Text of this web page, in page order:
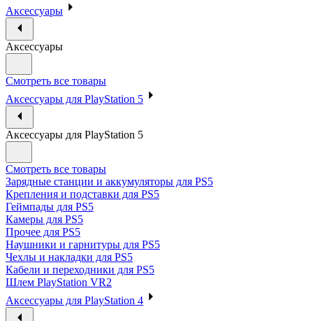
Аксессуары
Аксессуары
Смотреть все товары
Аксессуары для PlayStation 5
Аксессуары для PlayStation 5
Смотреть все товары
Зарядные станции и аккумуляторы для PS5
Крепления и подставки для PS5
Геймпады для PS5
Камеры для PS5
Прочее для PS5
Наушники и гарнитуры для PS5
Чехлы и накладки для PS5
Кабели и переходники для PS5
Шлем PlayStation VR2
Аксессуары для PlayStation 4